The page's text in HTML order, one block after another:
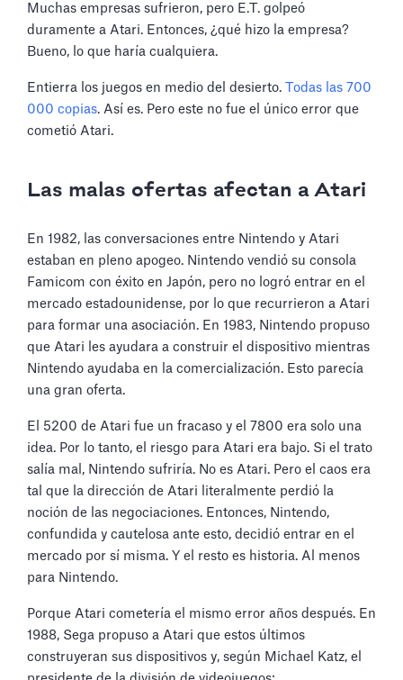
Muchas empresas sufrieron, pero E.T. golpeó
duramente a Atari. Entonces, ¿qué hizo la empresa?
Bueno, lo que haría cualquiera.
Entierra los juegos en medio del desierto. Todas las 700
000 copias. Así es. Pero este no fue el único error que
cometió Atari.
Las malas ofertas afectan a Atari
En 1982, las conversaciones entre Nintendo y Atari
estaban en pleno apogeo. Nintendo vendió su consola
Famicom con éxito en Japón, pero no logró entrar en el
mercado estadounidense, por lo que recurrieron a Atari
para formar una asociación. En 1983, Nintendo propuso
que Atari les ayudara a construir el dispositivo mientras
Nintendo ayudaba en la comercialización. Esto parecía
una gran oferta.
El 5200 de Atari fue un fracaso y el 7800 era solo una
idea. Por lo tanto, el riesgo para Atari era bajo. Si el trato
salía mal, Nintendo sufriría. No es Atari. Pero el caos era
tal que la dirección de Atari literalmente perdió la
noción de las negociaciones. Entonces, Nintendo,
confundida y cautelosa ante esto, decidió entrar en el
mercado por sí misma. Y el resto es historia. Al menos
para Nintendo.
Porque Atari cometería el mismo error años después. En
1988, Sega propuso a Atari que estos últimos
construyeran sus dispositivos y, según Michael Katz, el